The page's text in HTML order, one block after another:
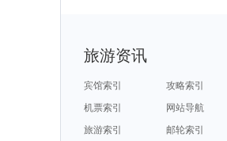
旅游资讯
宾馆索引
攻略索引
机票索引
网站导航
旅游索引
邮轮索引